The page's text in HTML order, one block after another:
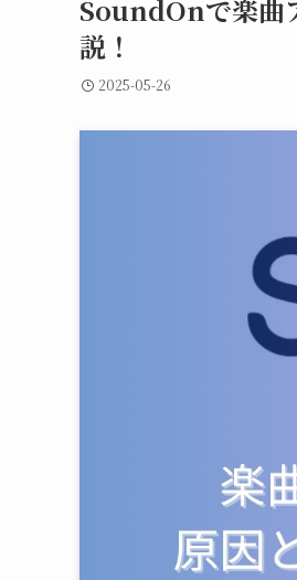
SoundOnで楽曲
説！
2025-05-26